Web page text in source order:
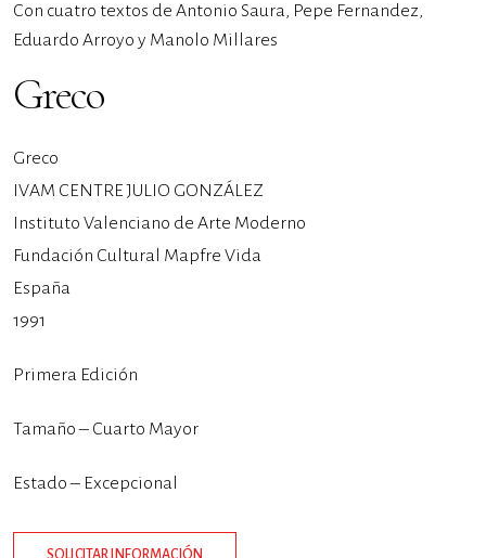
Con cuatro textos de Antonio Saura, Pepe Fernandez,
Eduardo Arroyo y Manolo Millares
Greco
Greco
IVAM CENTRE JULIO GONZÁLEZ
Instituto Valenciano de Arte Moderno
Fundación Cultural Mapfre Vida
España
1991
Primera Edición
Tamaño – Cuarto Mayor
Estado – Excepcional
SOLICITAR INFORMACIÓN